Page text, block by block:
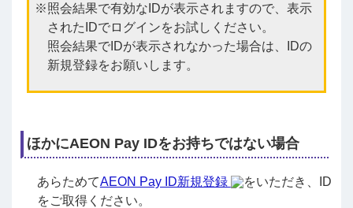
照会結果で有効なIDが表示されますので、表示
されたIDでログインをお試しください。
照会結果でIDが表示されなかった場合は、IDの
新規登録をお願いします。
ほかにAEON Pay IDをお持ちではない場合
あらためてAEON Pay ID新規登録
をいただき、ID
をご取得ください。